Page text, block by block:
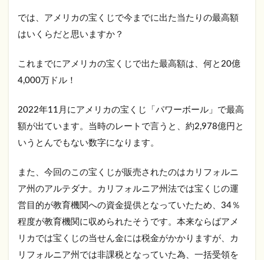
の宝く
まと
め
では、アメリカの宝くじで今までに出た当たりの最高額
はいくらだと思いますか？
これまでにアメリカの宝くじで出た最高額は、何と20億
4,000万ドル！
2022年11月にアメリカの宝くじ「パワーボール」で最高
額が出ています。当時のレートで言うと、約2,978億円と
いうとんでもない数字になります。
また、今回のこの宝くじが販売されたのはカリフォルニ
ア州のアルテダナ。カリフォルニア州法では宝くじの運
営目的が教育機関への資金提供となっていたため、34％
程度が教育機関に収められたそうです。本来ならばアメ
リカでは宝くじの当せん金には税金がかかりますが、カ
リフォルニア州では非課税となっていた為、一括受領を